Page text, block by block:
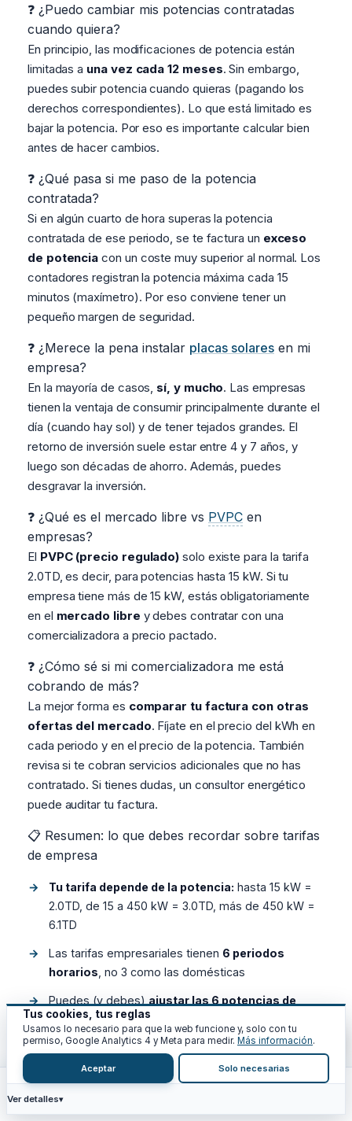
❓ ¿Puedo cambiar mis potencias contratadas
cuando quiera?
En principio, las modificaciones de potencia están
limitadas a una vez cada 12 meses. Sin embargo,
puedes subir potencia cuando quieras (pagando los
derechos correspondientes). Lo que está limitado es
bajar la potencia. Por eso es importante calcular bien
antes de hacer cambios.
❓ ¿Qué pasa si me paso de la potencia
contratada?
Si en algún cuarto de hora superas la potencia
contratada de ese periodo, se te factura un exceso
de potencia con un coste muy superior al normal. Los
contadores registran la potencia máxima cada 15
minutos (maxímetro). Por eso conviene tener un
pequeño margen de seguridad.
❓ ¿Merece la pena instalar placas solares en mi
empresa?
En la mayoría de casos, sí, y mucho. Las empresas
tienen la ventaja de consumir principalmente durante el
día (cuando hay sol) y de tener tejados grandes. El
retorno de inversión suele estar entre 4 y 7 años, y
luego son décadas de ahorro. Además, puedes
desgravar la inversión.
❓ ¿Qué es el mercado libre vs PVPC en
empresas?
El PVPC (precio regulado) solo existe para la tarifa
2.0TD, es decir, para potencias hasta 15 kW. Si tu
empresa tiene más de 15 kW, estás obligatoriamente
en el mercado libre y debes contratar con una
comercializadora a precio pactado.
❓ ¿Cómo sé si mi comercializadora me está
cobrando de más?
La mejor forma es comparar tu factura con otras
ofertas del mercado. Fíjate en el precio del kWh en
cada periodo y en el precio de la potencia. También
revisa si te cobran servicios adicionales que no has
contratado. Si tienes dudas, un consultor energético
puede auditar tu factura.
📋 Resumen: lo que debes recordar sobre tarifas
de empresa
Tu tarifa depende de la potencia: hasta 15 kW =
2.0TD, de 15 a 450 kW = 3.0TD, más de 450 kW =
6.1TD
Las tarifas empresariales tienen 6 periodos
horarios , no 3 como las domésticas
Puedes (y debes) ajustar las 6 potencias de
forma independiente
Losfines de semana y festivos son siempre P6
(el más barato), las 24 horas
Si tienes penalizaciones por
instala una batería de condensadores
Inicio
Tus cookies, tus reglas
Usamos lo necesario para que la web funcione y, solo con tu
permiso, Google Analytics 4 y Meta para medir. Más información.
Aceptar Solo necesarias
Ver detalles